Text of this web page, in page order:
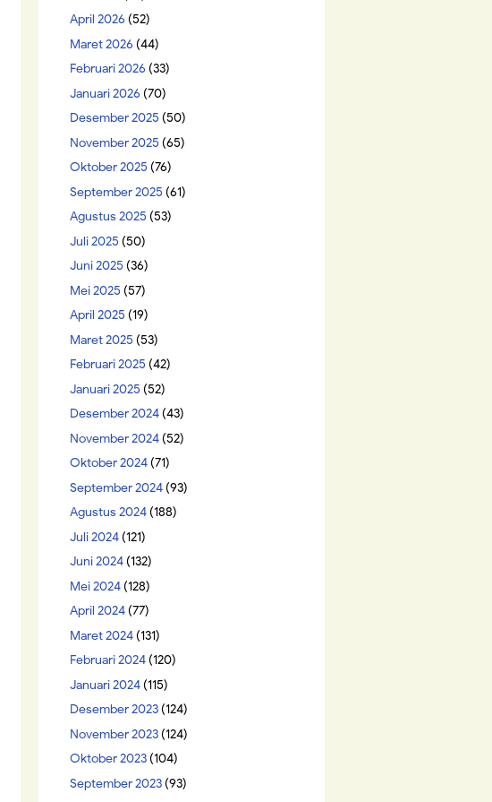
April 2026 (52)
Maret 2026 (44)
Februari 2026 (33)
Januari 2026 (70)
Desember 2025 (50)
November 2025 (65)
Oktober 2025 (76)
September 2025 (61)
Agustus 2025 (53)
Juli 2025 (50)
Juni 2025 (36)
Mei 2025 (57)
April 2025 (19)
Maret 2025 (53)
Februari 2025 (42)
Januari 2025 (52)
Desember 2024(43)
November 2024(52)
Oktober 2024(71)
September 2024(93)
Agustus 2024(188)
Juli 2024(121)
Juni 2024(132)
Mei 2024(128)
April 2024(77)
Maret 2024(131)
Februari 2024(120)
Januari 2024(115)
Desember 2023(124)
November 2023(124)
Oktober 2023(104)
September 2023(93)